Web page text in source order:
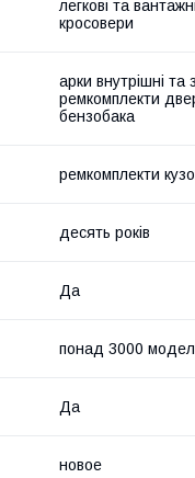
легкові та
кросовери
арки внутрішні та
ремкомплекти
бензобака
ремкомплекти
десять років
Да
понад 3000
Да
новое